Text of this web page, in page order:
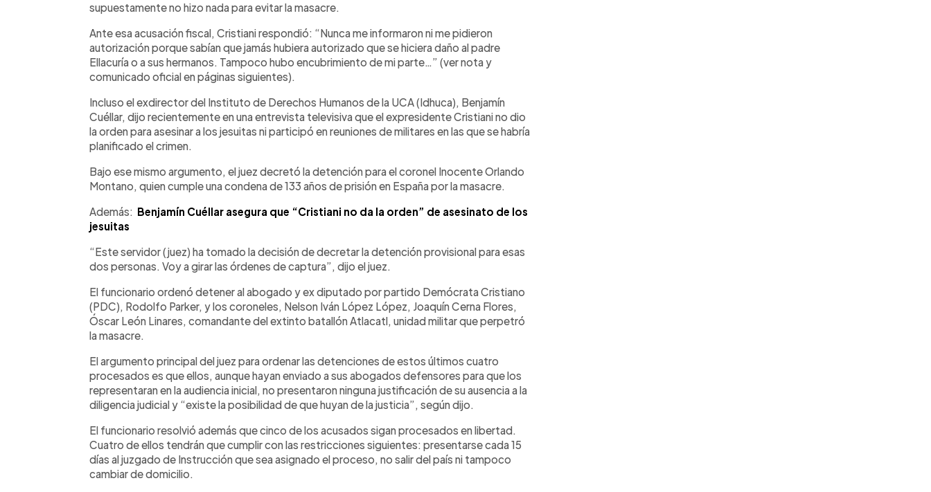
supuestamente no hizo nada para evitar la masacre.
Ante esa acusación fiscal, Cristiani respondió: “Nunca me informaron ni me pidieron
autorización porque sabían que jamás hubiera autorizado que se hiciera daño al padre
Ellacuría o a sus hermanos. Tampoco hubo encubrimiento de mi parte…” (ver nota y
comunicado oficial en páginas siguientes).
Incluso el exdirector del Instituto de Derechos Humanos de la UCA (Idhuca), Benjamín
Cuéllar, dijo recientemente en una entrevista televisiva que el expresidente Cristiani no dio
la orden para asesinar a los jesuitas ni participó en reuniones de militares en las que se habría
planificado el crimen.
Bajo ese mismo argumento, el juez decretó la detención para el coronel Inocente Orlando
Montano, quien cumple una condena de 133 años de prisión en España por la masacre.
Además: Benjamín Cuéllar asegura que “Cristiani no da la orden” de asesinato de los
jesuitas
“Este servidor (juez) ha tomado la decisión de decretar la detención provisional para esas
dos personas. Voy a girar las órdenes de captura”, dijo el juez.
El funcionario ordenó detener al abogado y ex diputado por partido Demócrata Cristiano
(PDC), Rodolfo Parker, y los coroneles, Nelson Iván López López, Joaquín Cerna Flores,
Óscar León Linares, comandante del extinto batallón Atlacatl, unidad militar que perpetró
la masacre.
El argumento principal del juez para ordenar las detenciones de estos últimos cuatro
procesados es que ellos, aunque hayan enviado a sus abogados defensores para que los
representaran en la audiencia inicial, no presentaron ninguna justificación de su ausencia a la
diligencia judicial y “existe la posibilidad de que huyan de la justicia”, según dijo.
El funcionario resolvió además que cinco de los acusados sigan procesados en libertad.
Cuatro de ellos tendrán que cumplir con las restricciones siguientes: presentarse cada 15
días al juzgado de Instrucción que sea asignado el proceso, no salir del país ni tampoco
cambiar de domicilio.